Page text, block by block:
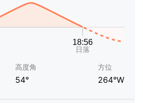
高度角
54°
方位
264°W